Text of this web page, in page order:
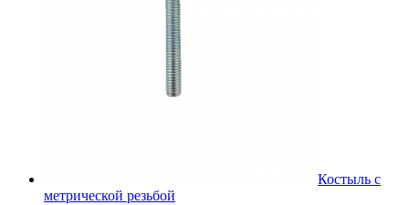
Костыль с
метрической резьбой